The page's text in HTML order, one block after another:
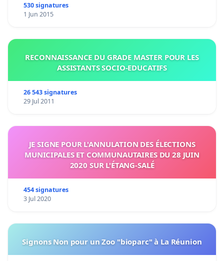
530 signatures
1 Jun 2015
RECONNAISSANCE DU GRADE MASTER POUR LES
ASSISTANTS SOCIO-EDUCATIFS
26 543 signatures
29 Jul 2011
JE SIGNE POUR L'ANNULATION DES ÉLECTIONS
MUNICIPALES ET COMMUNAUTAIRES DU 28 JUIN
2020 SUR L'ÉTANG-SALÉ
454 signatures
3 Jul 2020
Signons Non pour un Zoo "bioparc" à La Réunion